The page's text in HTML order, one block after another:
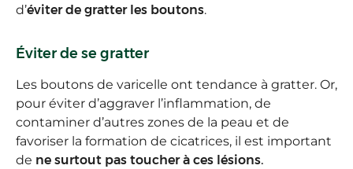
d’éviter de gratter les boutons.
Éviter de se gratter
Les boutons de varicelle ont tendance à gratter. Or,
pour éviter d’aggraver l’inflammation, de
contaminer d’autres zones de la peau et de
favoriser la formation de cicatrices, il est important
de ne surtout pas toucher à ces lésions.